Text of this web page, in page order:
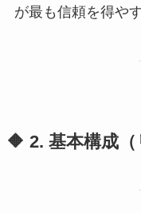
が最も信頼を得や
🔶 2. 基本構成